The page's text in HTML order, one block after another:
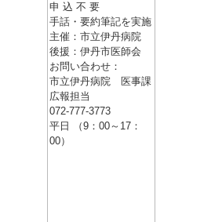
申 込 不 要
手話・要約筆記を実施
主催：市立伊丹病院
後援：伊丹市医師会
お問い合わせ：
市立伊丹病院 医事課
広報担当
072-777-3773
平日 （9：00～17：
00）